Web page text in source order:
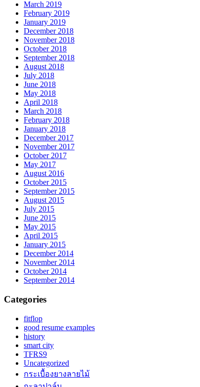
March 2019
February 2019
January 2019
December 2018
November 2018
October 2018
September 2018
August 2018
July 2018
June 2018
May 2018
April 2018
March 2018
February 2018
January 2018
December 2017
November 2017
October 2017
May 2017
August 2016
October 2015
September 2015
August 2015
July 2015
June 2015
May 2015
April 2015
January 2015
December 2014
November 2014
October 2014
September 2014
Categories
fitflop
good resume examples
history
smart city
TFRS9
Uncategorized
กระเบื้องยางลายไม้